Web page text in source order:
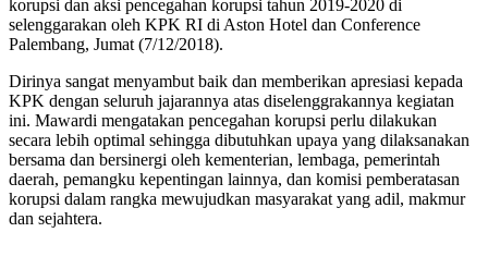
korupsi dan aksi pencegahan korupsi tahun 2019-2020 di
selenggarakan oleh KPK RI di Aston Hotel dan Conference
Palembang, Jumat (7/12/2018).
Dirinya sangat menyambut baik dan memberikan apresiasi kepada
KPK dengan seluruh jajarannya atas diselenggrakannya kegiatan
ini. Mawardi mengatakan pencegahan korupsi perlu dilakukan
secara lebih optimal sehingga dibutuhkan upaya yang dilaksanakan
bersama dan bersinergi oleh kementerian, lembaga, pemerintah
daerah, pemangku kepentingan lainnya, dan komisi pemberatasan
korupsi dalam rangka mewujudkan masyarakat yang adil, makmur
dan sejahtera.